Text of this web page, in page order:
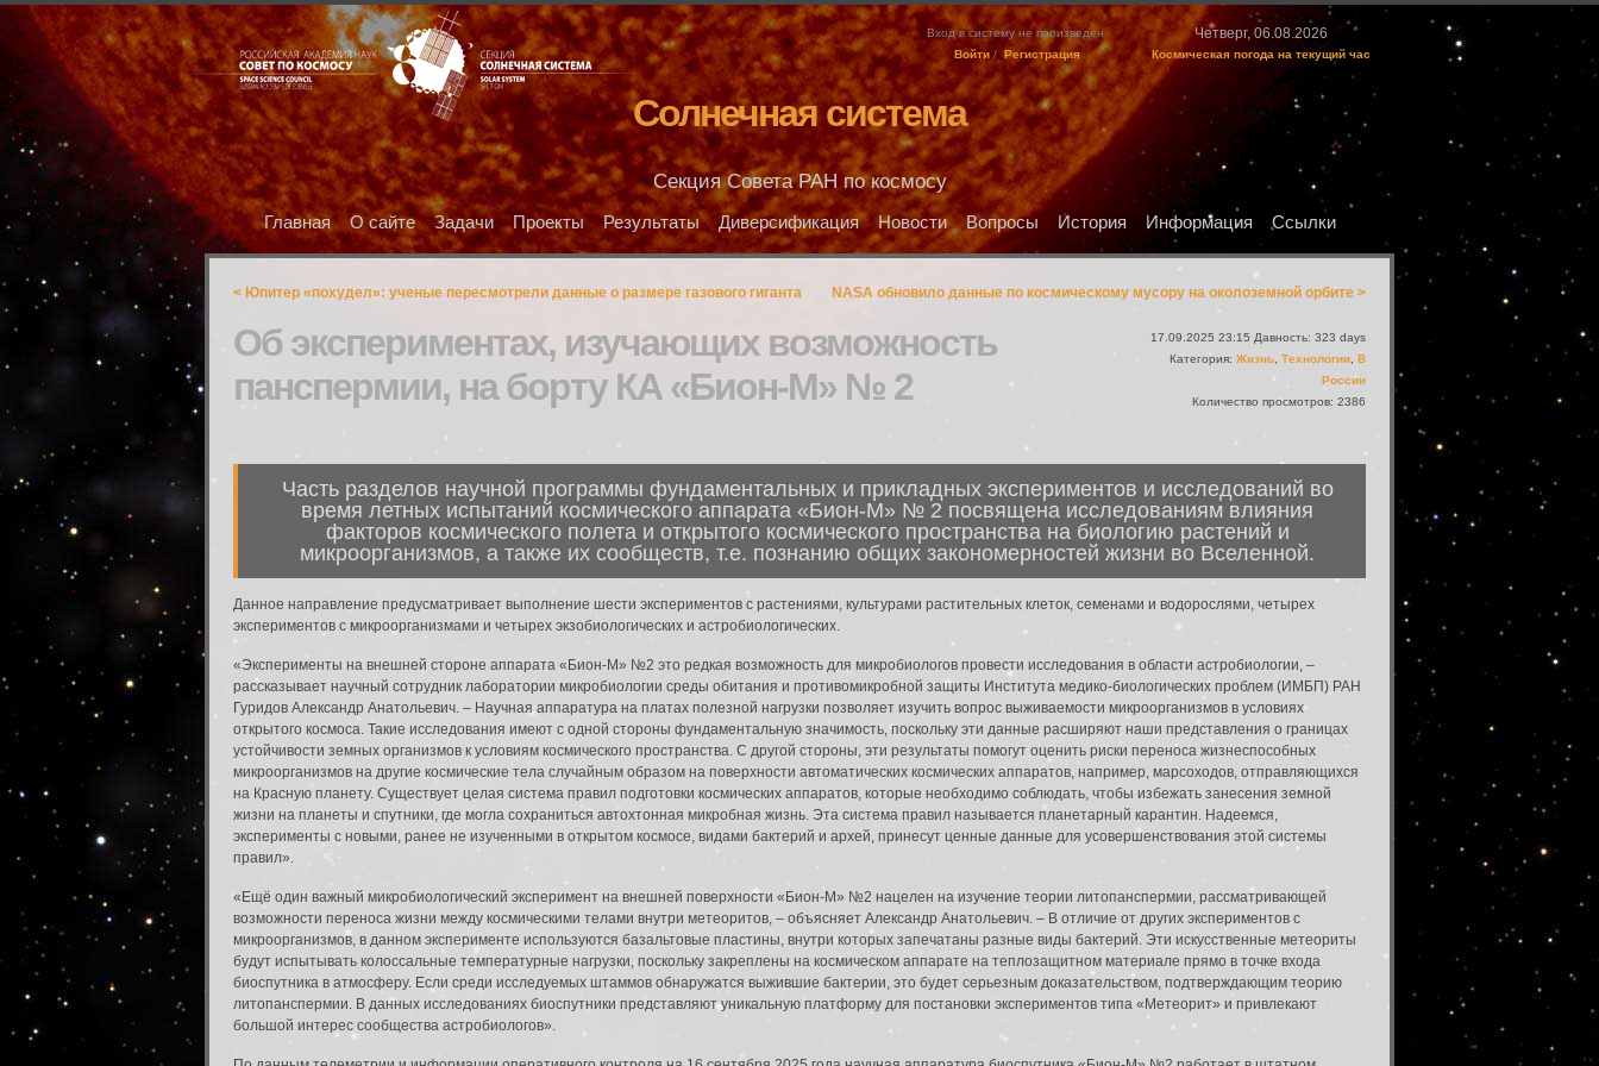
Четверг, 06.08.2026
Космическая погода на текущий час
Вход в систему не произведен
Войти / Регистрация
Солнечная система
Секция Совета РАН по космосу
Главная О сайте Задачи Проекты Результаты Диверсификация Новости Вопросы История Информация Ссылки
NASA обновило данные по космическому мусору на околоземной орбите >
< Юпитер «похудел»: ученые пересмотрели данные о размере газового гиганта
17.09.2025 23:15 Давность: 323 days
Категория: Жизнь Технологии В
России
Количество просмотров: 2386
Об экспериментах, изучающих возможность
панспермии, на борту КА «Бион-М» № 2
Часть разделов научной программы фундаментальных и прикладных экспериментов и исследований во
время летных испытаний космического аппарата «Бион-М» № 2 посвящена исследованиям влияния
факторов космического полета и открытого космического пространства на биологию растений и
микроорганизмов, а также их сообществ, т.е. познанию общих закономерностей жизни во Вселенной.
Данное направление предусматривает выполнение шести экспериментов с растениями, культурами растительных клеток, семенами и водорослями, четырех
экспериментов с микроорганизмами и четырех экзобиологических и астробиологических.
«Эксперименты на внешней стороне аппарата «Бион-М» №2 это редкая возможность для микробиологов провести исследования в области астробиологии, –
рассказывает научный сотрудник лаборатории микробиологии среды обитания и противомикробной защиты Института медико-биологических проблем (ИМБП) РАН
Гуридов Александр Анатольевич. – Научная аппаратура на платах полезной нагрузки позволяет изучить вопрос выживаемости микроорганизмов в условиях
открытого космоса. Такие исследования имеют с одной стороны фундаментальную значимость, поскольку эти данные расширяют наши представления о границах
устойчивости земных организмов к условиям космического пространства. С другой стороны, эти результаты помогут оценить риски переноса жизнеспособных
микроорганизмов на другие космические тела случайным образом на поверхности автоматических космических аппаратов, например, марсоходов, отправляющихся
на Красную планету. Существует целая система правил подготовки космических аппаратов, которые необходимо соблюдать, чтобы избежать занесения земной
жизни на планеты и спутники, где могла сохраниться автохтонная микробная жизнь. Эта система правил называется планетарный карантин. Надеемся,
эксперименты с новыми, ранее не изученными в открытом космосе, видами бактерий и архей, принесут ценные данные для усовершенствования этой системы
правил».
«Ещё один важный микробиологический эксперимент на внешней поверхности «Бион-М» №2 нацелен на изучение теории литопанспермии, рассматривающей
возможности переноса жизни между космическими телами внутри метеоритов, – объясняет Александр Анатольевич. – В отличие от других экспериментов с
микроорганизмов, в данном эксперименте используются базальтовые пластины, внутри которых запечатаны разные виды бактерий. Эти искусственные метеориты
будут испытывать колоссальные температурные нагрузки, поскольку закреплены на космическом аппарате на теплозащитном материале прямо в точке входа
биоспутника в атмосферу. Если среди исследуемых штаммов обнаружатся выжившие бактерии, это будет серьезным доказательством, подтверждающим теорию
литопанспермии. В данных исследованиях биоспутники представляют уникальную платформу для постановки экспериментов типа «Метеорит» и привлекают
большой интерес сообщества астробиологов».
Вход в систему
Введите имя пользователя и пароль для входа в систему:
Вход в систему
Имя пользователя:
Пароль: